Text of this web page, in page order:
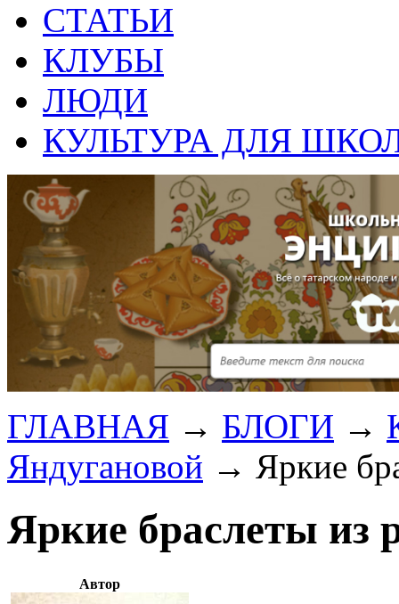
СТАТЬИ
КЛУБЫ
ЛЮДИ
КУЛЬТУРА ДЛЯ
ГЛАВНАЯ → БЛОГИ →
Яндугановой → Яркие
Яркие браслеты из
Автор